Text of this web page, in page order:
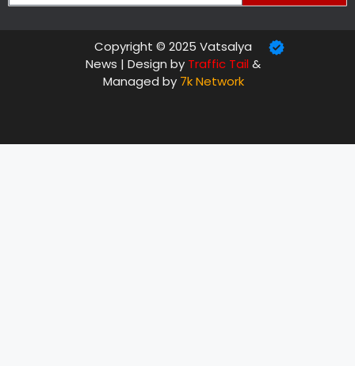
Copyright © 2025 Vatsalya
News | Design by Traffic Tail&
Managed by 7k Network